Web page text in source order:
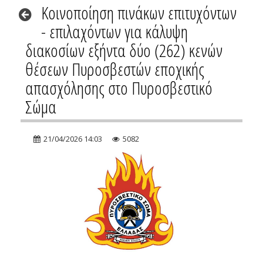
Κοινοποίηση πινάκων επιτυχόντων
- επιλαχόντων για κάλυψη
διακοσίων εξήντα δύο (262) κενών
θέσεων Πυροσβεστών εποχικής
απασχόλησης στο Πυροσβεστικό
Σώμα
21/04/2026 14:03 5082